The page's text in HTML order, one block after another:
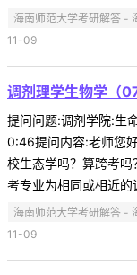
海南师范大学考研解答 -
11-09
调剂理学生物学（
提问问题:调剂学院:生
0:46提问内容:老师您
校生态学吗？算跨考
考专业为相同或相近
海南师范大学考研解答 -
11-09